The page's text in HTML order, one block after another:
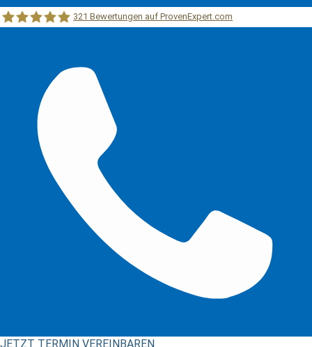
321 Bewertungen auf ProvenExpert.com
JETZT TERMIN VEREINBAREN